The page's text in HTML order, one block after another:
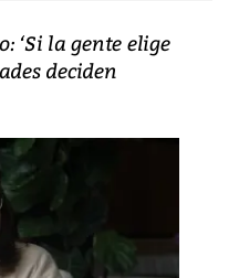
‘Si la gente elige
deciden